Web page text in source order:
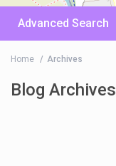
Advanced Search
Home Archives
Blog Archives